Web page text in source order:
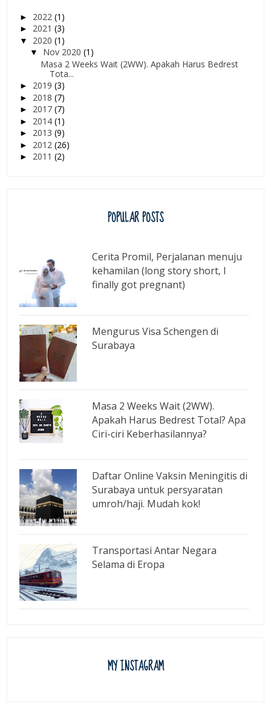
► 2022(1)
► 2021(3)
▼ 2020(1)
▼ Nov 2020 (1)
Masa 2 Weeks Wait (2WW). Apakah Harus Bedrest
Tota...
► 2019(3)
► 2018(7)
► 2017(7)
► 2014(1)
► 2013(9)
► 2012(26)
► 2011(2)
POPULAR POSTS
Cerita Promil, Perjalanan menuju
kehamilan (long story short, I
finally got pregnant)
Mengurus Visa Schengen di
Surabaya
Masa 2 Weeks Wait (2WW).
Apakah Harus Bedrest Total? Apa
Ciri-ciri Keberhasilannya?
Daftar Online Vaksin Meningitis di
Surabaya untuk persyaratan
umroh/haji. Mudah kok!
Transportasi Antar Negara
Selama di Eropa
MY INSTAGRAM